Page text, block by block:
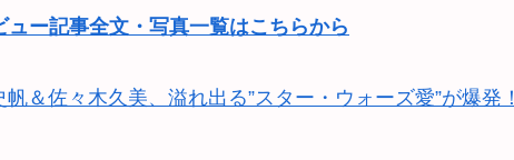
ー記事全文・写真一覧はこちらから
＆佐々木久美、溢れ出る”スター・ウォーズ愛”が爆発！